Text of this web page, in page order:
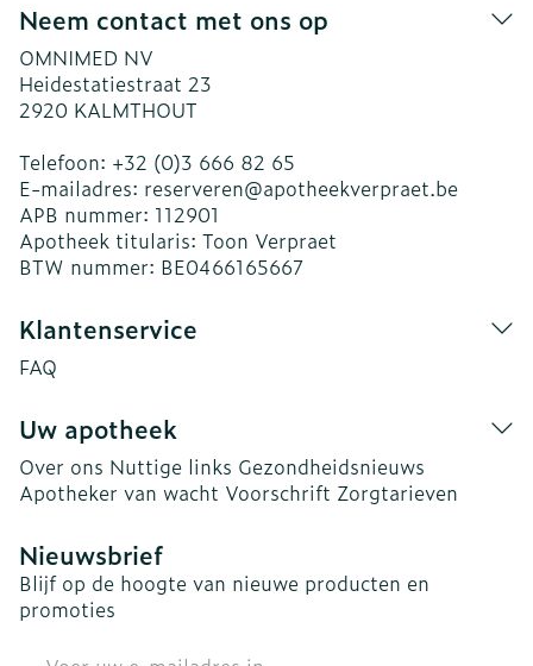
Neem contact met ons op
OMNIMED NV
Heidestatiestraat 23
2920 KALMTHOUT
Telefoon: +32 (0)3 666 82 65
E-mailadres: reserveren@apotheekverpraet.be
APB nummer: 112901
Apotheek titularis: Toon Verpraet
BTW nummer: BE0466165667
Klantenservice
FAQ
Uw apotheek
Over ons Nuttige links Gezondheidsnieuws
Apotheker van wacht Voorschrift Zorgtarieven
Nieuwsbrief
Blijf op de hoogte van nieuwe producten en
promoties